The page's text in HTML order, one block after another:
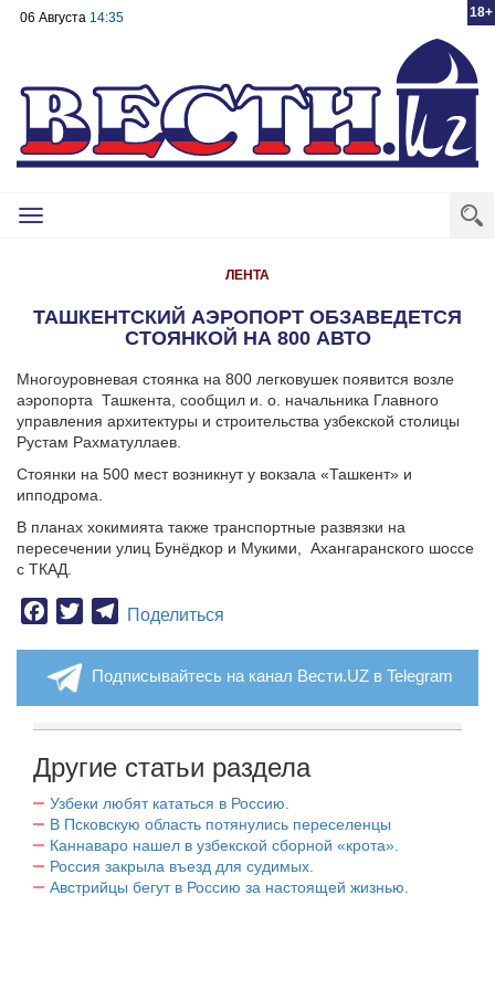
18+
06 Августа 14:35
Toggle
ЛЕНТА
ТАШКЕНТСКИЙ АЭРОПОРТ ОБЗАВЕДЕТСЯ
СТОЯНКОЙ НА 800 АВТО
Многоуровневая стоянка на 800 легковушек появится возле
аэропорта Ташкента, сообщил и. о. начальника Главного
управления архитектуры и строительства узбекской столицы
Рустам Рахматуллаев.
Стоянки на 500 мест возникнут у вокзала «Ташкент» и
ипподрома.
В планах хокимията также транспортные развязки на
пересечении улиц Бунёдкор и Мукими,
Ахангаранского шоссе
с ТКАД.
Facebook
TwitterTelegram
Поделиться
Подписывайтесь на канал Вести.UZ в Telegram
Другие статьи раздела
Узбеки любят кататься в Россию.
В Псковскую область потянулись переселенцы
Каннаваро нашел в узбекской сборной «крота».
Россия закрыла въезд для судимых.
Австрийцы бегут в Россию за настоящей жизнью.